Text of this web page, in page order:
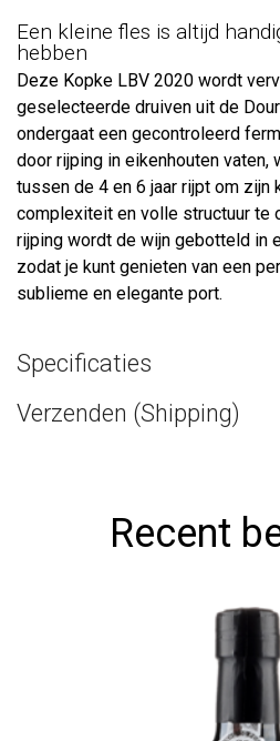
Een kleine fles is altijd
hebben
Deze Kopke LBV 2020 wordt
geselecteerde druiven uit de
ondergaat een gecontroleerd
door rijping in eikenhouten vaten,
tussen de 4 en 6 jaar rijpt om zijn
complexiteit en volle structuur te
rijping wordt de wijn gebotteld in
zodat je kunt genieten van een
sublieme en elegante port.
Specificaties
Verzenden (Shipping)
Recent